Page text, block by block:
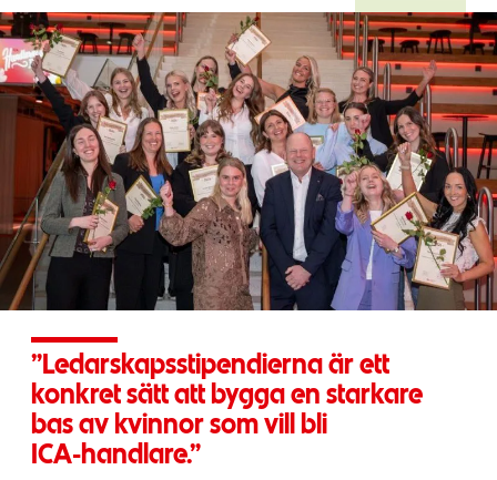
Ledarskapsstipendierna är ett
konkret sätt att bygga en starkare
bas av kvinnor som vill bli
ICA‑handlare.